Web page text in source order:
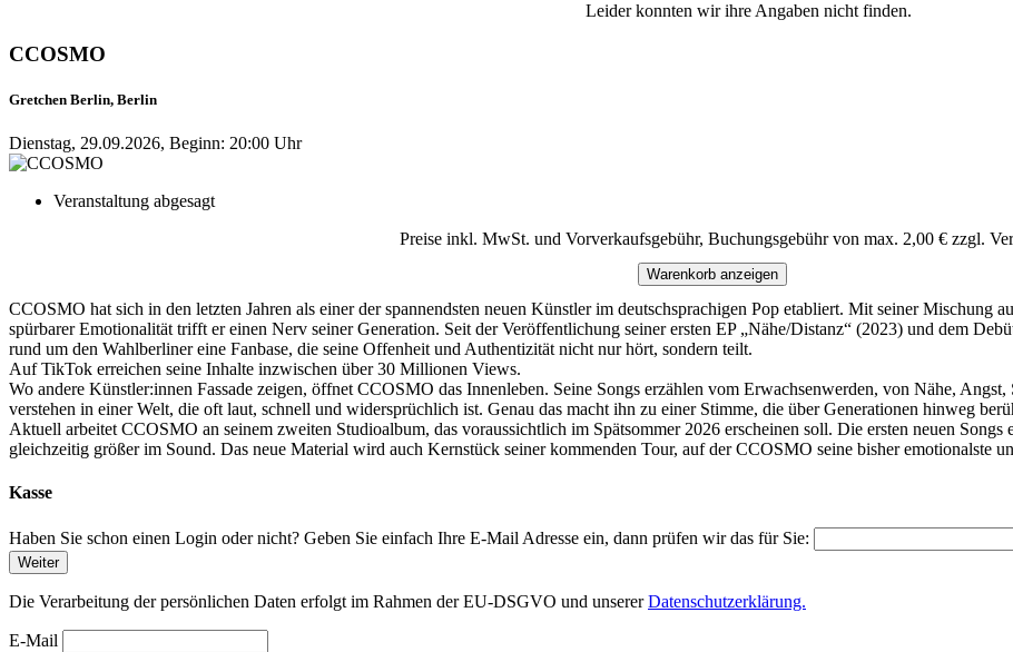
Leider konnten wir ihre Angaben nicht finden.
CCOSMO
Gretchen Berlin, Berlin
Dienstag, 29.09.2026, Beginn: 20:00 Uhr
Veranstaltung abgesagt
Preise inkl. MwSt. und Vorverkaufsgebühr, Buchungsgebühr von max. 2,00 € zzgl.
Warenkorb anzeigen
CCOSMO hat sich in den letzten Jahren als einer der spannendsten neuen Künstler im deutschsprachigen Pop etabliert. Mit seiner Mischung
spürbarer Emotionalität trifft er einen Nerv seiner Generation. Seit der Veröffentlichung seiner ersten EP „Nähe/Distanz“ (2023) und dem
rund um den Wahlberliner eine Fanbase, die seine Offenheit und Authentizität nicht nur hört, sondern teilt.
Auf TikTok erreichen seine Inhalte inzwischen über 30 Millionen Views.
Wo andere Künstler:innen Fassade zeigen, öffnet CCOSMO das Innenleben. Seine Songs erzählen vom Erwachsenwerden, von Nähe,
verstehen in einer Welt, die oft laut, schnell und widersprüchlich ist. Genau das macht ihn zu einer Stimme, die über Generationen hinweg
Aktuell arbeitet CCOSMO an seinem zweiten Studioalbum, das voraussichtlich im Spätsommer 2026 erscheinen soll. Die ersten neuen
gleichzeitig größer im Sound. Das neue Material wird auch Kernstück seiner kommenden Tour, auf der CCOSMO seine bisher emotionalste
Kasse
Haben Sie schon einen Login oder nicht? Geben Sie einfach Ihre E-Mail Adresse ein, dann prüfen wir das für Sie:
Weiter
Die Verarbeitung der persönlichen Daten erfolgt im Rahmen der EU-DSGVO und unsererDatenschutzerklärung.
E-Mail